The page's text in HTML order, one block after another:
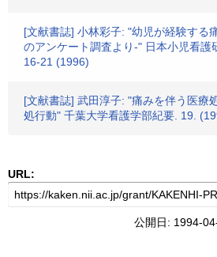
[文献書誌] 小林彩子: "幼児が経験する
のアンケート調査より-" 日本小児看護
16-21 (1996)
[文献書誌] 武田淳子: "痛みを伴う医療
処行動" 千葉大学看護学部紀要. 19.
URL:
公開日: 1994-